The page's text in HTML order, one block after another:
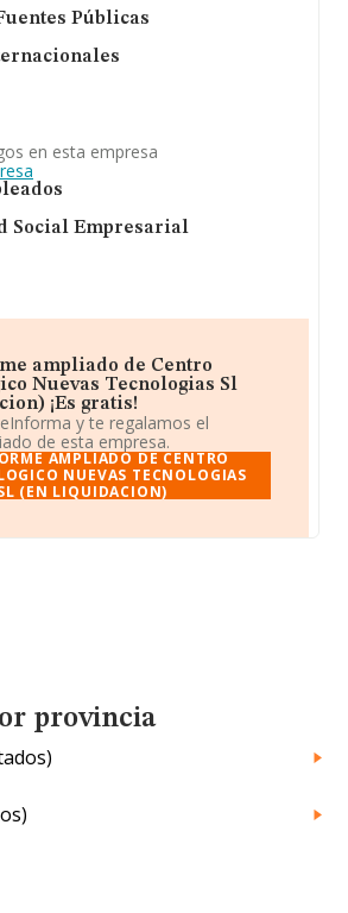
Públicas
en esta empresa
Social Empresarial
ampliado de Centro
Nuevas Tecnologias Sl
¡Es gratis!
y te regalamos el
de esta empresa.
AMPLIADO DE CENTRO
NUEVAS TECNOLOGIAS
(EN LIQUIDACION)
provincia